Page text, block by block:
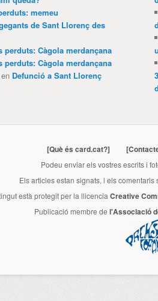
memeu
de Sant Llorenç des
perduts: Càgola merdançana
perduts: Càgola merdançana
Defunció a Sant Llorenç
[Què és card.cat?]
Podeu enviar els vostres escrits i
Els articles estan signats, i els
està protegit per la llicencia Creative
Publicació membre de l'Associació